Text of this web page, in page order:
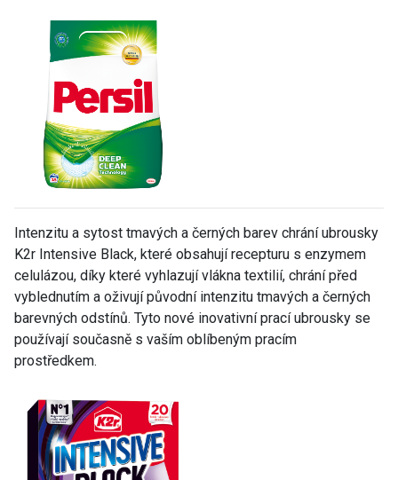
Intenzitu a sytost tmavých a černých barev chrání ubrousky
K2r Intensive Black, které obsahují recepturu s enzymem
celulázou, díky které vyhlazují vlákna textilií, chrání před
vyblednutím a oživují původní intenzitu tmavých a černých
barevných odstínů. Tyto nové inovativní prací ubrousky se
používají současně s vaším oblíbeným pracím
prostředkem.